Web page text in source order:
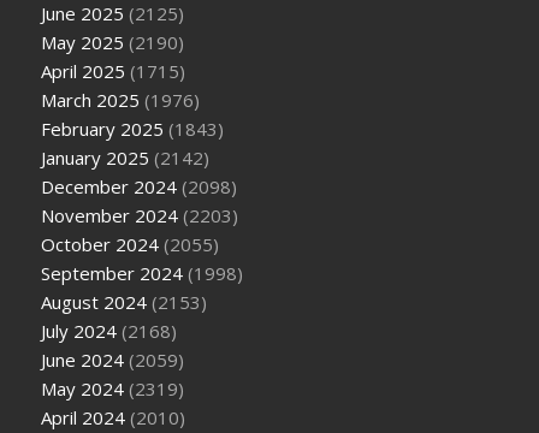
June 2025 (2125)
May 2025 (2190)
April 2025 (1715)
March 2025 (1976)
February 2025 (1843)
January 2025 (2142)
December 2024 (2098)
November 2024 (2203)
October 2024 (2055)
September 2024 (1998)
August 2024 (2153)
July 2024 (2168)
June 2024 (2059)
May 2024 (2319)
April 2024 (2010)